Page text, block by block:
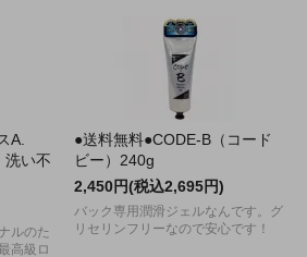
A.
洗い不
ルのた
高級ロ
●送料無料●CODE-B（コード
ビー）240g
2,450円(税込2,695円)
バック専用潤滑ジェルなんです。グ
リセリンフリーなので安心です！